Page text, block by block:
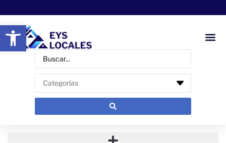
Abrir barra de herramientas